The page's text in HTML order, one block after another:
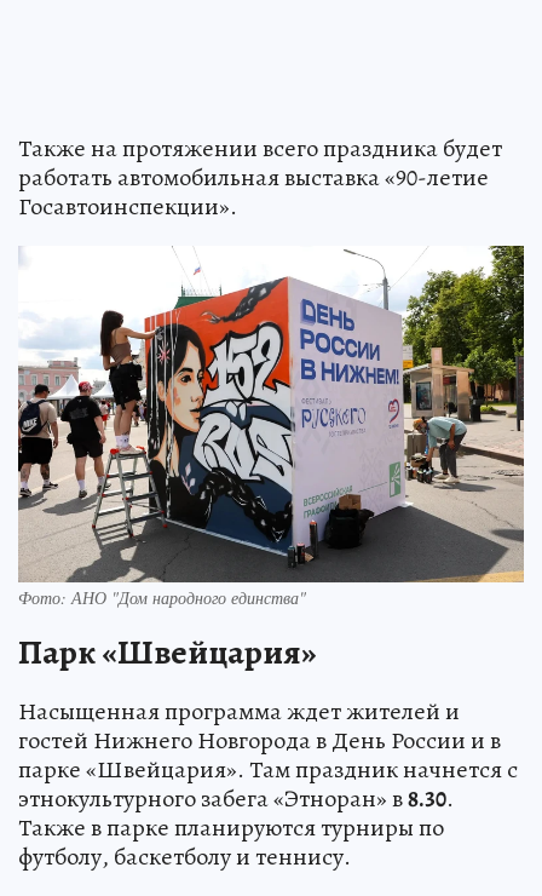
Также на протяжении всего праздника будет
работать автомобильная выставка «90-летие
Госавтоинспекции».
Фото: АНО "Дом народного единства"
Парк «Швейцария»
Насыщенная программа ждет жителей и
гостей Нижнего Новгорода в День России и в
парке «Швейцария». Там праздник начнется с
этнокультурного забега «Этноран» в8.30.
Также в парке планируются турниры по
футболу, баскетболу и теннису.